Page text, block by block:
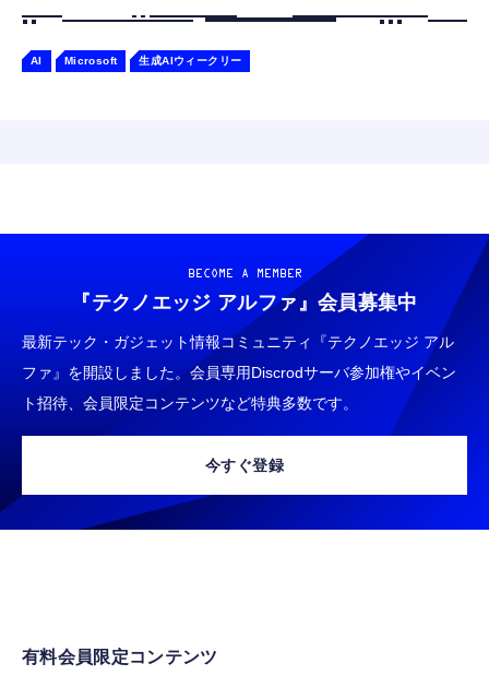
AI Microsoft 生成AIウィークリー
BECOME A MEMBER
『テクノエッジ アルファ』 会員募集中
最新テック・ガジェット情報コミュニティ『テクノエッジ アル
ファ』を開設しました。会員専用Discrodサーバ参加権やイベン
ト招待、会員限定コンテンツなど特典多数です。
今すぐ登録
有料会員限定コンテンツ